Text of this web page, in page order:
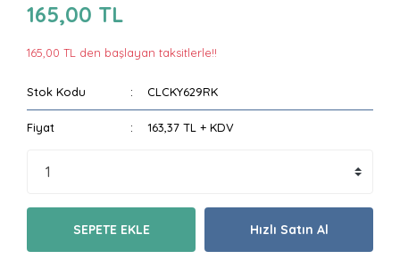
165,00 TL
165,00 TL den başlayan taksitlerle!!
Stok Kodu CLCKY629RK
Fiyat 163,37 TL + KDV
SEPETE EKLE Hızlı Satın Al